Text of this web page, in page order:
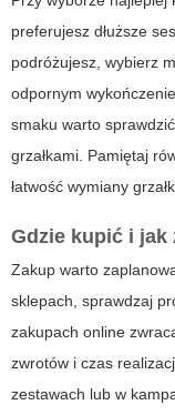
preferujesz dłuższe
podróżujesz, wybierz
odpornym
smaku warto
grzałkami. Pamiętaj
łatwość wymiany
Gdzie kupić i jak
Zakup warto
sklepach, sprawdzaj
zakupach online
zwrotów i czas
zestawach lub w